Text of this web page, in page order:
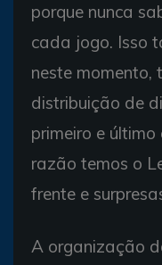
porque nunca
cada jogo. Isso
neste momento,
distribuição de
primeiro e
razão temos o
frente e
A organização